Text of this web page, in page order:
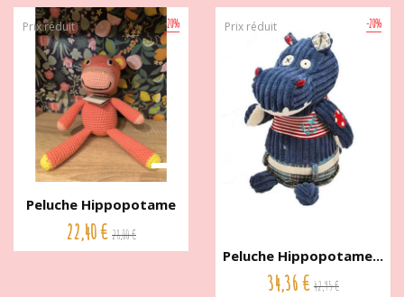
-20%
Prix réduit
Peluche Hippopotame
crochet...
22,40 € 28,00 €
-20%
Prix réduit
Peluche Hippopotame...
34,36 € 42,95 €